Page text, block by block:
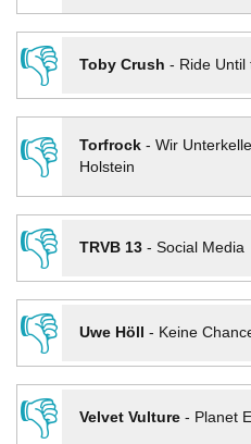
👎
Toby Crush - Ride Until
👎
Torfrock- Wir
Holstein
👎
TRVB 13- Social Media
👎
Uwe Höll - Keine
👎
Velvet Vulture- Planet